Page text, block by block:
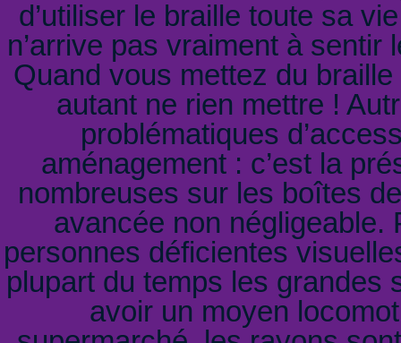
d’utiliser le braille toute sa
n’arrive pas vraiment à sentir
Quand vous mettez du
autant ne rien mettre !
problématiques
aménagement : c’est la
nombreuses sur les boîtes
avancée non négligeable.
personnes déficientes
plupart du temps les grandes
avoir un moyen